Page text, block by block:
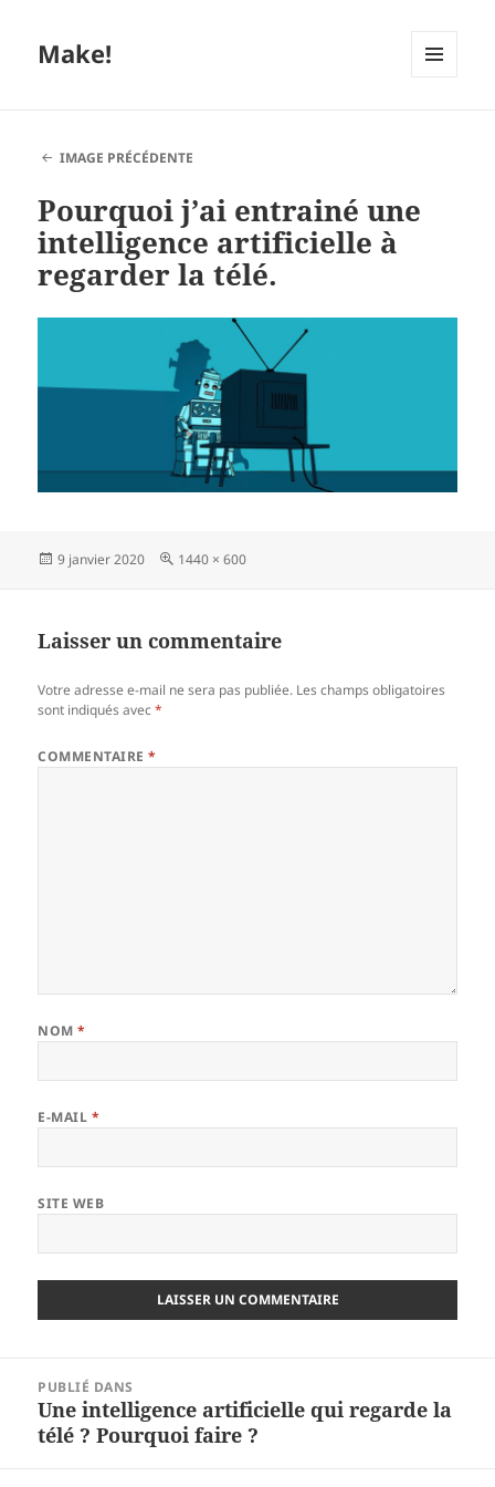
Make!
IMAGE PRÉCÉDENTE
Pourquoi j’ai entrainé une
intelligence artificielle à
regarder la télé.
Publié
9 janvier 2020
Taille
1440 × 600
Laisser un commentaire
Votre adresse e-mail ne sera pas publiée. Les champs obligatoires
sont indiqués avec*
COMMENTAIRE*
NOM*
E-MAIL *
SITE WEB
l’article
PUBLIÉ DANS
Une intelligence artificielle qui regarde la
télé ? Pourquoi faire ?